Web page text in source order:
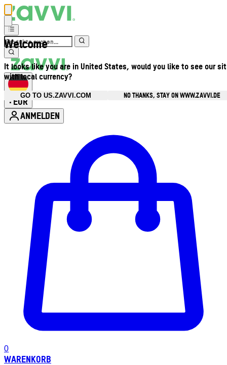
Welcome
It looks like you are in United States, would you like to see our
with local currency?
GO TO US.ZAVVI.COM
NO THANKS, STAY ON WWW.ZAVVI.DE
• EUR
ANMELDEN
0
WARENKORB